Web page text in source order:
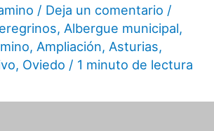
/ Deja un comentario /
, Albergue municipal,
, Ampliación, Asturias,
, Oviedo / 1 minuto de lectura